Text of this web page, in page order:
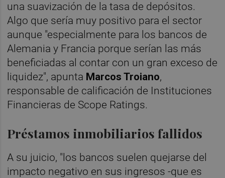
una suavización de la tasa de depósitos.
Algo que sería muy positivo para el sector
aunque "especialmente para los bancos de
Alemania y Francia porque serían las más
beneficiadas al contar con un gran exceso de
liquidez", apunta Marcos Troiano,
responsable de calificación de Instituciones
Financieras de Scope Ratings.
Préstamos inmobiliarios fallidos
A su juicio, "los bancos suelen quejarse del
impacto negativo en sus ingresos -que es